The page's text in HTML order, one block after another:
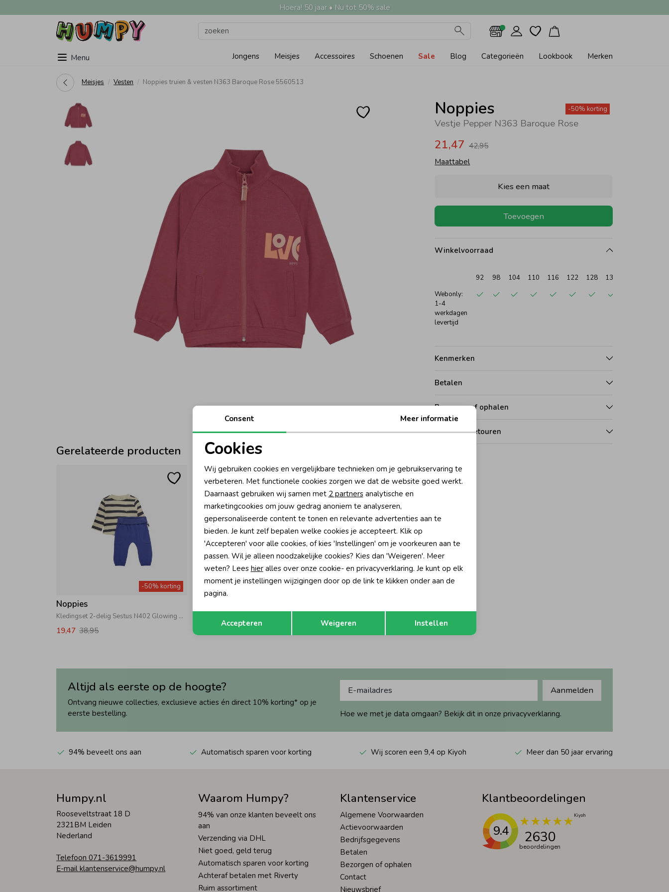
Hoera! 50 jaar • Nu tot 50% sale
Menu Jongens Meisjes Accessoires Schoenen Sale Blog Categorieën Lookbook Merken
Meisjes Vesten Noppies truien & vesten N363 Baroque Rose 5560513
Noppies
Vestje Pepper N363 Baroque Rose
-50% korting
21,47 42,95
Maattabel
Kies een maat
Toevoegen
Winkelvoorraad
92 98 104 110 116 122 128 134
Webonly:
1-4
werkdagen
levertijd
Kenmerken
Betalen
Bezorgen of ophalen
Ruilen en retouren
Gerelateerde producten
-50% korting
Noppies
Kledingset 2-delig Sestus N402 Glowing Blue
19,47 38,95
-50% korting
48,50
Altijd als eerste op de hoogte?
Ontvang nieuwe collecties, exclusieve acties én direct 10% korting* op je
eerste bestelling.
Aanmelden
Hoe we met je data omgaan? Bekijk dit in onze privacyverklaring.
94% beveelt ons aan Automatisch sparen voor korting Wij scoren een 9,4 op Kiyoh Meer dan 50 jaar ervaring
Humpy.nl
Rooseveltstraat 18 D
2321BM Leiden
Nederland
Telefoon 071-3619991
E-mail klantenservice@humpy.nl
Waarom Humpy?
94% van onze klanten beveelt ons
aan
Verzending via DHL
Niet goed, geld terug
Automatisch sparen voor korting
Achteraf betalen met Riverty
Ruim assortiment
Klantenservice
Algemene Voorwaarden
Actievoorwaarden
Bedrijfsgegevens
Betalen
Bezorgen of ophalen
Contact
Nieuwsbrief
Klantbeoordelingen
9.4 2630
beoordelingen
Noodzakelijke cookies
Analytische cookies Marketing cookies
Terug Opslaan
Consent Meer informatie
Cookies
Wij gebruiken cookies en vergelijkbare technieken om je gebruikservaring te
verbeteren. Met functionele cookies zorgen we dat de website goed werkt.
Daarnaast gebruiken wij samen met 2 partnersanalytische en
marketingcookies om jouw gedrag anoniem te analyseren,
gepersonaliseerde content te tonen en relevante advertenties aan te
bieden. Je kunt zelf bepalen welke cookies je accepteert. Klik op
'Accepteren' voor alle cookies, of kies 'Instellingen' om je voorkeuren aan te
passen. Wil je alleen noodzakelijke cookies? Kies dan 'Weigeren'. Meer
weten? Lees hieralles over onze cookie- en privacyverklaring. Je kunt op elk
moment je instellingen wijzigingen door op de link te klikken onder aan de
pagina.
Accepteren Weigeren Instellen